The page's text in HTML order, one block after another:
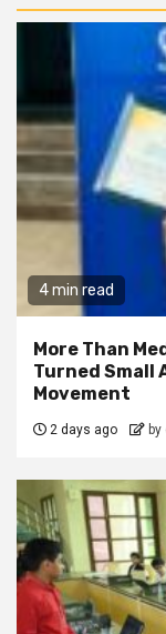
4 min read
More Than
Turned Small
Movement
2 days ago